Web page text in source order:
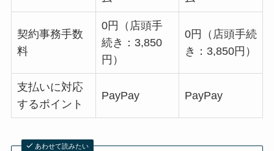
契約事務手数
料
0円（店頭手
続き：3,850
円）
0円（店頭手続
き：3,850円）
支払いに対応
するポイント
PayPay PayPay
あわせて読みたい